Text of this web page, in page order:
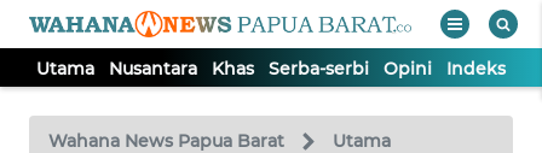
Utama Nusantara Khas Serba-serbi Opini Indeks
Wahana News Papua Barat Utama
TV
Tutup